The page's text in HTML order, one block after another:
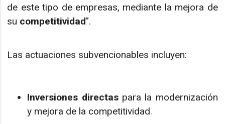
de este tipo de empresas, mediante la mejora de
su competitividad".
Las actuaciones subvencionables incluyen:
Inversiones directaspara la modernización
y mejora de la competitividad.